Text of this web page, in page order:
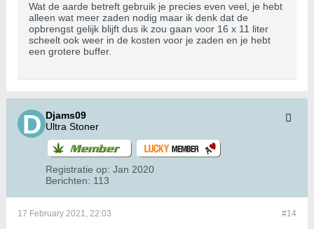
Wat de aarde betreft gebruik je precies even veel, je hebt
alleen wat meer zaden nodig maar ik denk dat de
opbrengst gelijk blijft dus ik zou gaan voor 16 x 11 liter
scheelt ook weer in de kosten voor je zaden en je hebt
een grotere buffer.
Djams09
Ultra Stoner
Registratie op: Jan 2020
Berichten: 113
#14
17 February 2021, 22:03